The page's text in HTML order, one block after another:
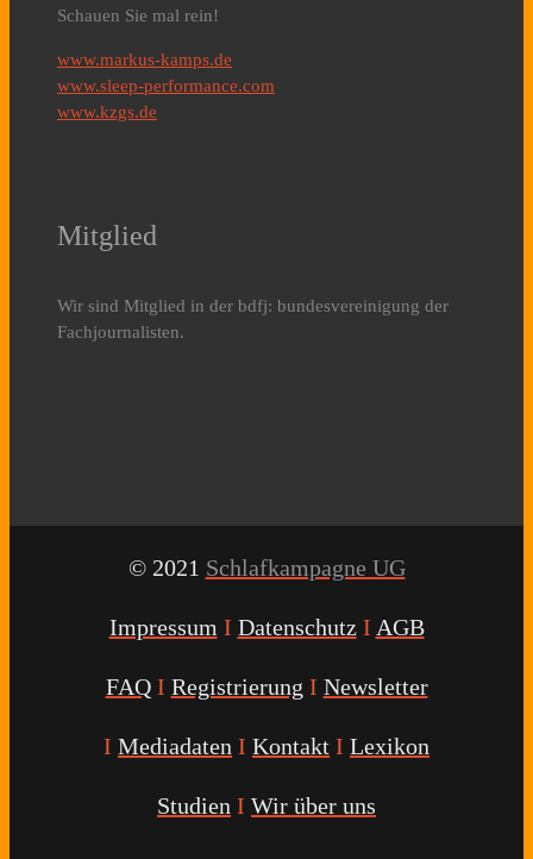
Schauen Sie mal rein!
www.markus-kamps.de
www.sleep-performance.com
www.kzgs.de
Mitglied
Wir sind Mitglied in der bdfj: bundesvereinigung der
Fachjournalisten.
© 2021 Schlafkampagne UG
Impressum I Datenschutz I AGB
FAQ I Registrierung I Newsletter
I Mediadaten I Kontakt I Lexikon
Studien I Wir über uns